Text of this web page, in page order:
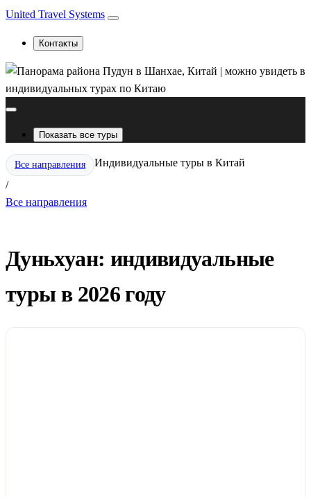
United Travel Systems
Контакты
Показать все туры
Все направления
/
Индивидуальные туры в Китай
Все направления
Дуньхуан: индивидуальные
туры в 2026 году